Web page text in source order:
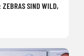
ZEBRAS SIND WILD,